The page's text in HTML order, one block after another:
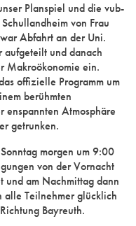
Planspiel und die vub-
von Frau
Abfahrt an der Uni.
und danach
Makroökonomie ein.
offizielle Programm um
berühmten
enspannten Atmosphäre
getrunken.
morgen um 9:00
von der Vornacht
und am Nachmittag dann
Teilnehmer glücklich
Bayreuth.